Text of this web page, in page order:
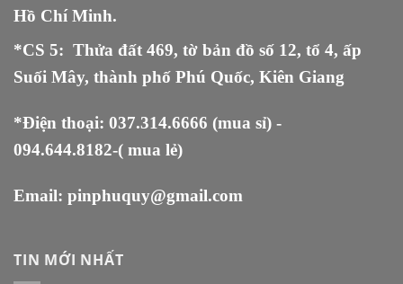
Hồ Chí Minh.
*CS 5: Thửa đất 469, tờ bản đồ số 12, tổ 4, ấp
Suối Mây, thành phố Phú Quốc, Kiên Giang
*Điện thoại: 037.314.6666 (mua sỉ) -
094.644.8182-( mua lẻ)
Email: pinphuquy@gmail.com
TIN MỚI NHẤT